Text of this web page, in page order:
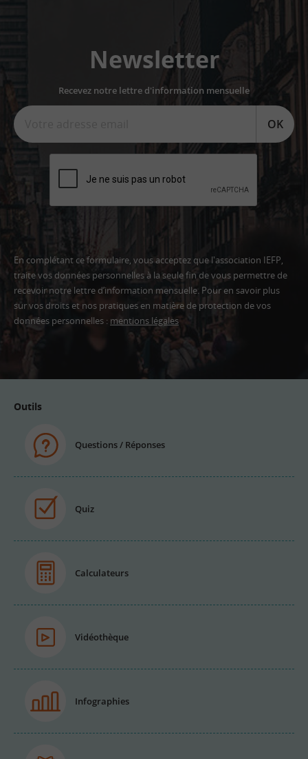
Newsletter
Recevez notre lettre d'information mensuelle
OK
En complétant ce formulaire, vous acceptez que l'association IEFP,
traite vos données personnelles à la seule fin de vous permettre de
recevoir notre lettre d’information mensuelle. Pour en savoir plus
sur vos droits et nos pratiques en matière de protection de vos
données personnelles : mentions légales
Outils
Questions / Réponses
Quiz
Calculateurs
Vidéothèque
Infographies